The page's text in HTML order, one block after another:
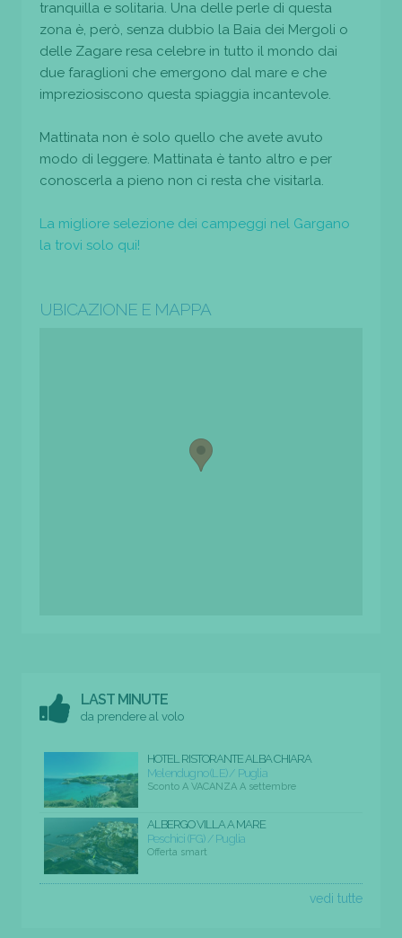
tranquilla e solitaria. Una delle perle di questa
zona è, però, senza dubbio la Baia dei Mergoli o
delle Zagare resa celebre in tutto il mondo dai
due faraglioni che emergono dal mare e che
impreziosiscono questa spiaggia incantevole.
Mattinata non è solo quello che avete avuto
modo di leggere. Mattinata è tanto altro e per
conoscerla a pieno non ci resta che visitarla.
La migliore selezione dei campeggi nel Gargano
la trovi solo qui!
UBICAZIONE E MAPPA
LAST MINUTE
da prendere al volo
HOTEL RISTORANTE ALBA CHIARA
Melendugno (LE) / Puglia
Sconto A VACANZA A settembre
ALBERGO VILLA A MARE
Peschici (FG) / Puglia
Offerta smart
vedi tutte